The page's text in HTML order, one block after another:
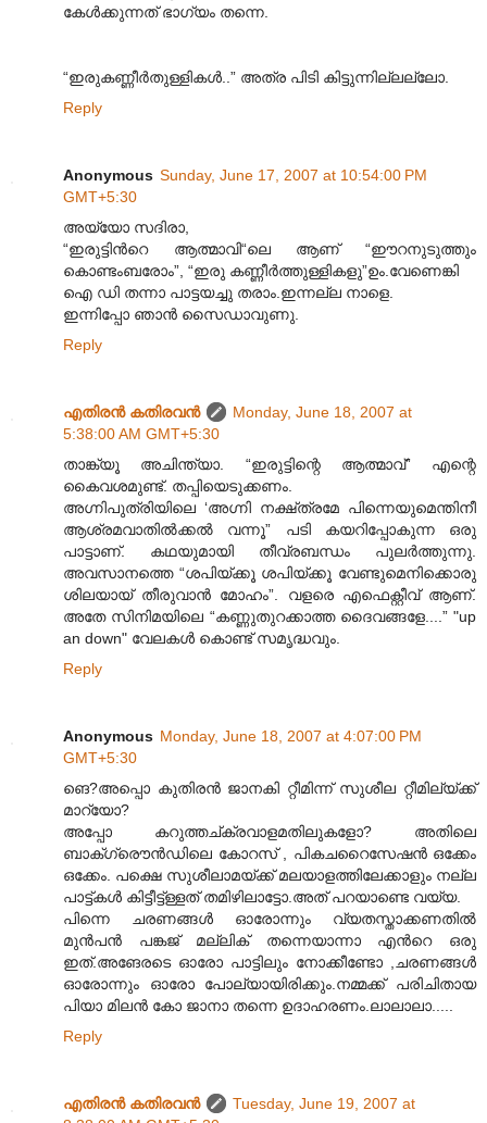
കേള്‍ക്കുന്നത് ഭാഗ്യം തന്നെ.
“ഇരുകണ്ണീര്‍തുള്ളികള്‍..” അത്ര പിടി കിട്ടുന്നില്ലല്ലോ.
Reply
Anonymous Sunday, June 17, 2007 at 10:54:00 PM
GMT+5:30
അയ്യോ സദിരാ,
“ഇരുട്ടിന്‍റെ ആത്മാവി“ലെ ആണ് “ഈറനുടുത്തും
കൊണ്ടംബരോം”, “ഇരു കണ്ണീര്‍ത്തുള്ളികളു”ഉം.വേണെങ്കി
ഐ ഡി തന്നാ പാട്ടയച്ചു തരാം.ഇന്നല്ല നാളെ.
ഇന്നിപ്പോ ഞാന്‍ സൈഡാവുണു.
Reply
എതിരന്‍ കതിരവന്‍
Monday, June 18, 2007 at
5:38:00 AM GMT+5:30
താങ്ക്യൂ അചിന്ത്യാ. “ഇരുട്ടിന്റെ ആത്മാവ്” എന്റെ
കൈവശമുണ്ട്. തപ്പിയെടുക്കണം.
അഗ്നിപുത്രിയിലെ ‘അഗ്നി നക്ഷ്ത്രമേ പിന്നെയുമെന്തിനീ
ആശ്രമവാതില്‍ക്കല്‍ വന്നൂ” പടി കയറിപ്പോകുന്ന ഒരു
പാട്ടാണ്. കഥയുമായി തീവ്രബന്ധം പുലര്‍ത്തുന്നു.
അവസാനത്തെ “ശപിയ്ക്കൂ ശപിയ്ക്കൂ വേണ്ടുമെനിക്കൊരു
ശിലയായ് തീരുവാന്‍ മോഹം”. വളരെ എഫെക്റ്റീവ് ആണ്.
അതേ സിനിമയിലെ “കണ്ണുതുറക്കാത്ത ദൈവങ്ങളേ....” "up
an down" വേലകള്‍ കൊണ്ട് സമൃദ്ധവും.
Reply
Anonymous Monday, June 18, 2007 at 4:07:00 PM
GMT+5:30
ങെ?അപ്പൊ കുതിരന്‍ ജാനകി റ്റീമിന്ന് സുശീല റ്റീമില്യ്ക്ക്
മാറ്യോ?
അപ്പോ കറുത്തച്ക്രവാളമതിലുകളോ? അതിലെ
ബാക്ഗ്രൌന്‍ഡിലെ കോറസ് , പികചറൈസേഷന്‍ ഒക്കേം
ഒക്കേം. പക്ഷെ സുശീലാമയ്ക്ക് മലയാളത്തിലേക്കാളും നല്ല
പാട്ട്കള്‍ കിട്ടീട്ട്ള്ളത് തമിഴിലാട്ടോ.അത് പറയാണ്ടെ വയ്യ.
പിന്നെ ചരണങ്ങള്‍ ഓരോന്നും വ്യതസ്താക്കണതില്‍
മുന്‍പന്‍ പങ്കജ് മല്ലിക് തന്നെയാന്നാ എന്‍റെ ഒരു
ഇത്.അങേരടെ ഓരോ പാട്ടിലും നോക്കീണ്ടോ ,ചരണങ്ങള്‍
ഓരോന്നും ഓരോ പോല്യായിരിക്കും.നമ്മക്ക് പരിചിതായ
പിയാ മിലന്‍ കോ ജാനാ തന്നെ ഉദാഹരണം.ലാലാലാ.....
Reply
എതിരന്‍ കതിരവന്‍
Tuesday, June 19, 2007 at